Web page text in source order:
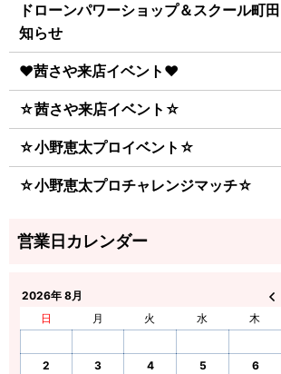
ドローンパワーショップ＆スクール町
知らせ
♥茜さや来店イベント♥
☆茜さや来店イベント☆
☆小野恵太プロイベント☆
☆小野恵太プロチャレンジマッチ☆
2026年 8月
日
月 火 水 木
2
3 4 5 6